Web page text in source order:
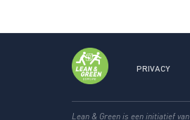
PRIVACY
Lean & Green is een initiatief van